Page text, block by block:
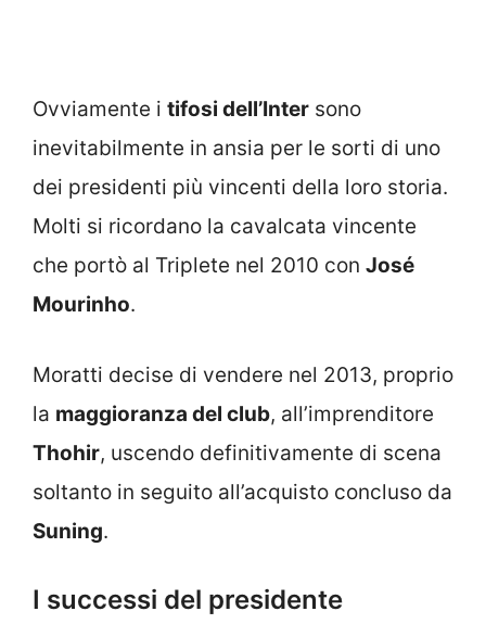
Ovviamente i tifosi dell’Inter sono
inevitabilmente in ansia per le sorti di uno
dei presidenti più vincenti della loro storia.
Molti si ricordano la cavalcata vincente
che portò al Triplete nel 2010 con José
Mourinho.
Moratti decise di vendere nel 2013, proprio
la maggioranza del club, all’imprenditore
Thohir, uscendo definitivamente di scena
soltanto in seguito all’acquisto concluso da
Suning.
I successi del presidente